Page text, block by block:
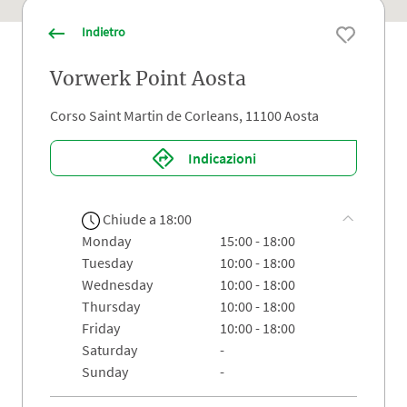
Indietro
Vorwerk Point Aosta
Corso Saint Martin de Corleans, 11100 Aosta
Indicazioni
Chiude a 18:00
monday
15:00 - 18:00
tuesday
10:00 - 18:00
wednesday
10:00 - 18:00
thursday
10:00 - 18:00
friday
10:00 - 18:00
saturday
-
sunday
-